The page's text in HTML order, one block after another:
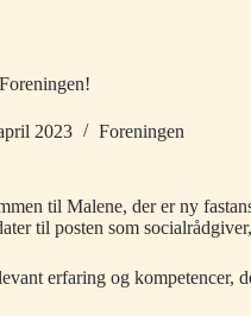
2023 Foreningen
til Malene, der er ny
til posten som
erfaring og kompetencer,